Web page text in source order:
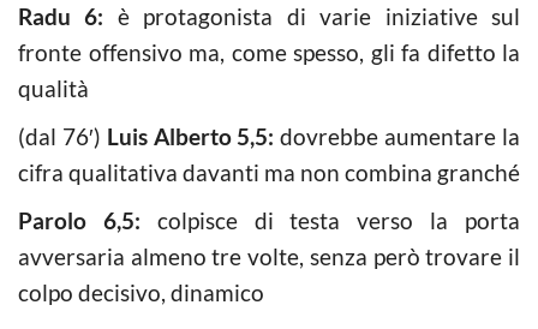
Radu 6: è protagonista di varie iniziative sul
fronte offensivo ma, come spesso, gli fa difetto la
qualità
(dal 76′) Luis Alberto 5,5: dovrebbe aumentare la
cifra qualitativa davanti ma non combina granché
Parolo 6,5: colpisce di testa verso la porta
avversaria almeno tre volte, senza però trovare il
colpo decisivo, dinamico